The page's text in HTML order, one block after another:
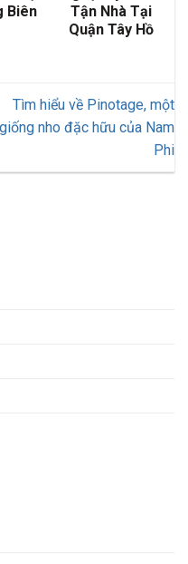
Biên
Tận Nhà Tại
Quận Tây Hồ
Tìm hiểu về Pinotage, một
giống nho đặc hữu của Nam
Phi